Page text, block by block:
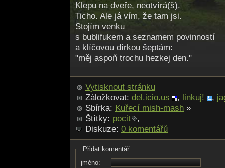
Klepu na dveře, neotvírá(š).
Ticho. Ale já vím, že tam jsi.
Stojím venku
s bublifukem a seznamem povinností
a klíčovou dírkou šeptám:
"měj aspoň trochu hezkej den."
Vytisknout stránku
Záložkovat: del.icio.us , linkuj! ,
Sbírka: Kuřecí mish-mash »
Štítky: pocit
,
Diskuze: 0 komentářů
Přidat komentář
jméno: